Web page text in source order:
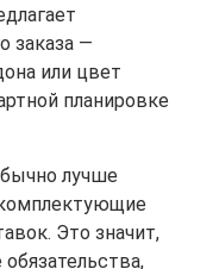
заказа —
или цвет
планировке
лучше
Это значит,